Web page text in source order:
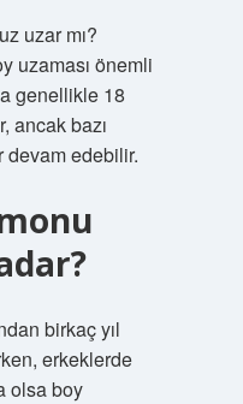
uzar mı?
uzaması önemli
genellikle 18
ancak bazı
devam edebilir.
birkaç yıl
erkeklerde
olsa boy